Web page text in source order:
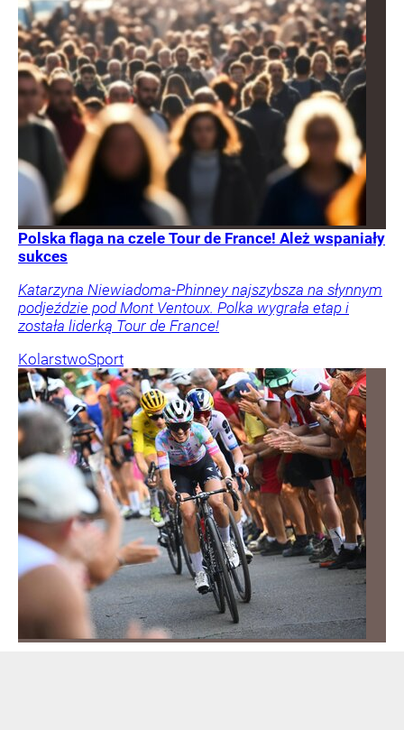
Polska flaga na czele Tour de France! Ależ wspaniały
sukces
Katarzyna Niewiadoma-Phinney najszybsza na słynnym
podjeździe pod Mont Ventoux. Polka wygrała etap i
została liderką Tour de France!
KolarstwoSport